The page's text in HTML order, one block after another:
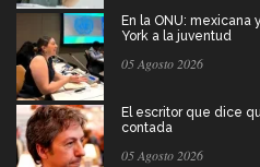
En la ONU: mexicana
York a la juventud
05 Agosto 2026
El escritor que dice
contada
05 Agosto 2026